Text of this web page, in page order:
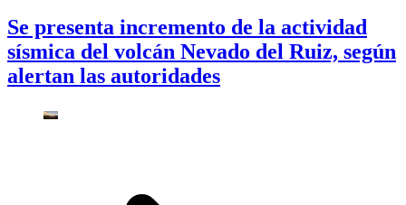
Se presenta incremento de la actividad
sísmica del volcán Nevado del Ruiz, según
alertan las autoridades